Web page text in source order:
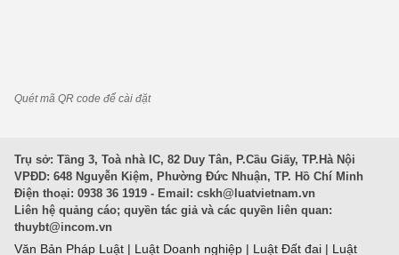
Quét mã QR code để cài đặt
Trụ sở: Tầng 3, Toà nhà IC, 82 Duy Tân, P.Cầu Giấy, TP.Hà Nội
VPĐD: 648 Nguyễn Kiệm, Phường Đức Nhuận, TP. Hồ Chí Minh
Điện thoại: 0938 36 1919 - Email: cskh@luatvietnam.vn
Liên hệ quảng cáo; quyền tác giả và các quyền liên quan:
thuybt@incom.vn
Văn Bản Pháp Luật | Luật Doanh nghiệp | Luật Đất đai | Luật